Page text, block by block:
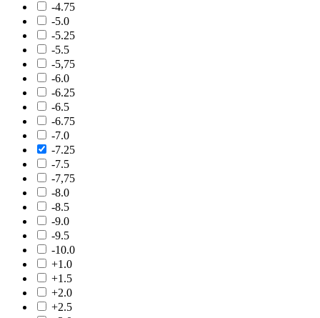
-4.75
-5.0
-5.25
-5.5
-5,75
-6.0
-6.25
-6.5
-6.75
-7.0
-7.25
-7.5
-7,75
-8.0
-8.5
-9.0
-9.5
-10.0
+1.0
+1.5
+2.0
+2.5